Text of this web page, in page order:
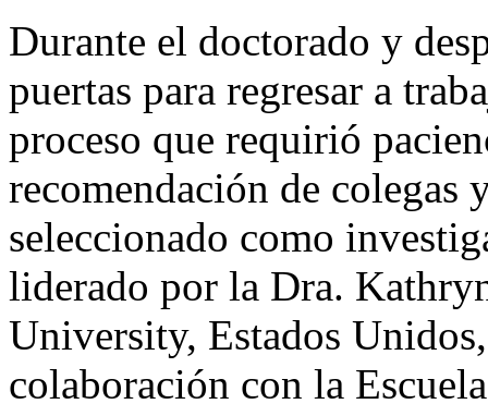
Durante el doctorado y
puertas para regresar a
proceso que requirió
recomendación de colegas
seleccionado como
liderado por la Dra.
University, Estados
colaboración con la